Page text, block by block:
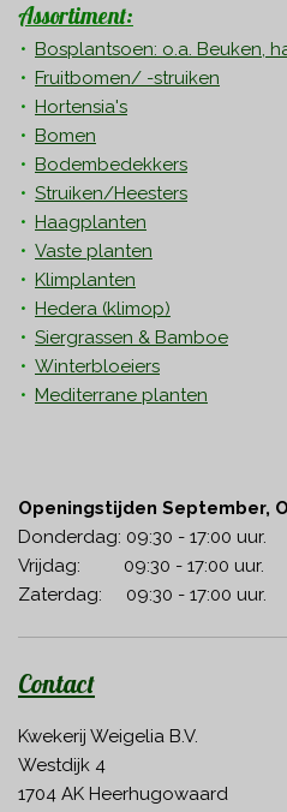
Assortiment:
Bosplantsoen: o.a. Beuken,
Fruitbomen/ -struiken
Hortensia's
Bomen
Bodembedekkers
Struiken/Heesters
Haagplanten
Vaste planten
Klimplanten
Hedera (klimop)
Siergrassen & Bamboe
Winterbloeiers
Mediterrane planten
Openingstijden September,
Donderdag: 09:30 - 17:00 uur.
Vrijdag: 09:30 - 17:00 uur.
Zaterdag: 09:30 - 17:00 uur.
Contact
Kwekerij Weigelia B.V.
Westdijk 4
1704 AK Heerhugowaard